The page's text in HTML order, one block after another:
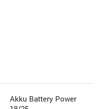
Akku Battery Power